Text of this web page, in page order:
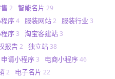
2 智能名片 29
序4 服装网站2 服装行业 3
序 3 淘宝客建站 3
报告2 独立站 38
申请小程序 3 电商小程序46
2 电子名片 22